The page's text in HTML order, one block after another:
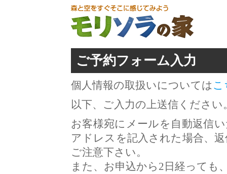
ご予約フォーム入力
個人情報の取扱いについては こ
以下、ご入力の上送信ください
お客様宛にメールを自動返信
アドレスを記入された場合、
ご注意下さい。
また、お申込から2日経っても